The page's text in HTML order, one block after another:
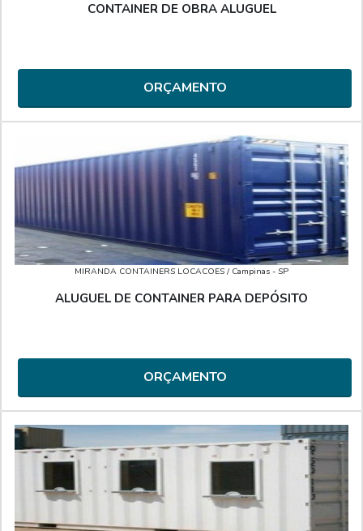
CONTAINER DE OBRA ALUGUEL
ORÇAMENTO
MIRANDA CONTAINERS LOCACOES / Campinas - SP
ALUGUEL DE CONTAINER PARA DEPÓSITO
ORÇAMENTO